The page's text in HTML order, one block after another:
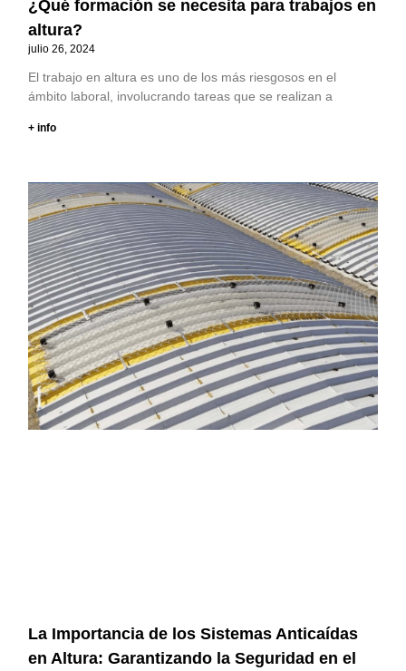
¿Qué formación se necesita para trabajos en
altura?
julio 26, 2024
El trabajo en altura es uno de los más riesgosos en el
ámbito laboral, involucrando tareas que se realizan a
+ info
La Importancia de los Sistemas Anticaídas
en Altura: Garantizando la Seguridad en el